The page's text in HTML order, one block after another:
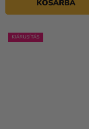
KOSÁRBA
KIÁRUSÍTÁS